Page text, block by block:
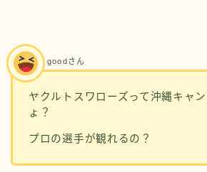
ヤクルトスワローズって沖縄キャ
ょ？
プロの選手が観れるの？
goodさん